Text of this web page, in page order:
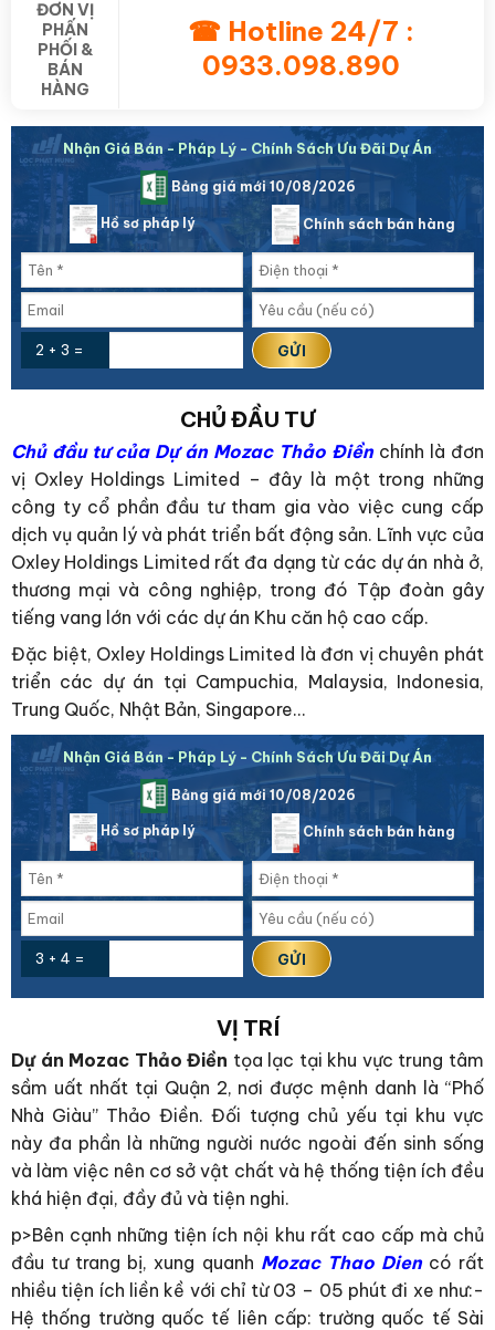
ĐƠN VỊ
PHẤN
PHỐI &
BÁN
HÀNG
☎ Hotline 24/7 :
0933.098.890
Nhận Giá Bán - Pháp Lý - Chính Sách Ưu Đãi Dự Án
Bảng giá mới 10/08/2026
Hồ sơ pháp lý Chính sách bán hàng
2 + 3 =
CHỦ ĐẦU TƯ
Chủ đầu tư của Dự án Mozac Thảo Điềnchính là đơn
vị Oxley Holdings Limited – đây là một trong những
công ty cổ phần đầu tư tham gia vào việc cung cấp
dịch vụ quản lý và phát triển bất động sản. Lĩnh vực của
Oxley Holdings Limited rất đa dạng từ các dự án nhà ở,
thương mại và công nghiệp, trong đó Tập đoàn gây
tiếng vang lớn với các dự án Khu căn hộ cao cấp.
Đặc biệt, Oxley Holdings Limited là đơn vị chuyên phát
triển các dự án tại Campuchia, Malaysia, Indonesia,
Trung Quốc, Nhật Bản, Singapore…
Nhận Giá Bán - Pháp Lý - Chính Sách Ưu Đãi Dự Án
Bảng giá mới 10/08/2026
Hồ sơ pháp lý Chính sách bán hàng
3 + 4 =
VỊ TRÍ
Dự án Mozac Thảo Điền tọa lạc tại khu vực trung tâm
sầm uất nhất tại Quận 2, nơi được mệnh danh là “Phố
Nhà Giàu” Thảo Điền. Đối tượng chủ yếu tại khu vực
này đa phần là những người nước ngoài đến sinh sống
và làm việc nên cơ sở vật chất và hệ thống tiện ích đều
khá hiện đại, đầy đủ và tiện nghi.
p>Bên cạnh những tiện ích nội khu rất cao cấp mà chủ
đầu tư trang bị, xung quanh Mozac Thao Diencó rất
nhiều tiện ích liền kề với chỉ từ 03 – 05 phút đi xe như:-
Hệ thống trường quốc tế liên cấp: trường quốc tế Sài